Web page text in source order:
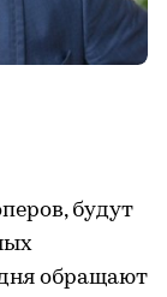
будут
обращают